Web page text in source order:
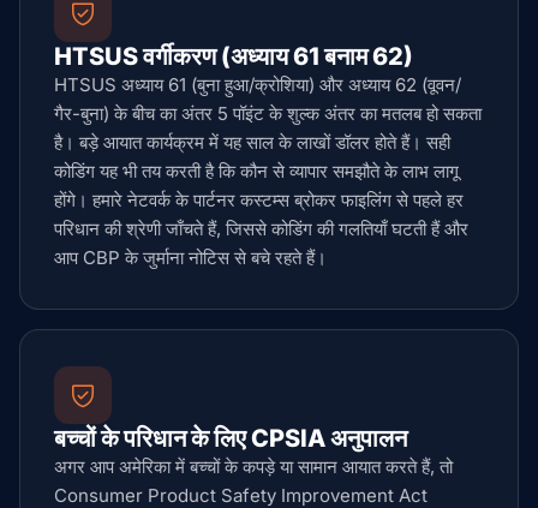
HTSUS वर्गीकरण (अध्याय 61 बनाम 62)
HTSUS अध्याय 61 (बुना हुआ/क्रोशिया) और अध्याय 62 (वूवन/
गैर-बुना) के बीच का अंतर 5 पॉइंट के शुल्क अंतर का मतलब हो सकता
है। बड़े आयात कार्यक्रम में यह साल के लाखों डॉलर होते हैं। सही
कोडिंग यह भी तय करती है कि कौन से व्यापार समझौते के लाभ लागू
होंगे। हमारे नेटवर्क के पार्टनर कस्टम्स ब्रोकर फाइलिंग से पहले हर
परिधान की श्रेणी जाँचते हैं, जिससे कोडिंग की गलतियाँ घटती हैं और
आप CBP के जुर्माना नोटिस से बचे रहते हैं।
बच्चों के परिधान के लिए CPSIA अनुपालन
अगर आप अमेरिका में बच्चों के कपड़े या सामान आयात करते हैं, तो
Consumer Product Safety Improvement Act